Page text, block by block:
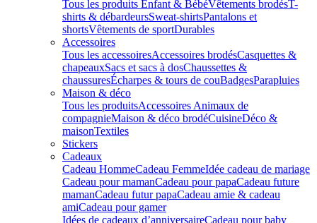
Tous les produits Enfant & BébéVêtements brodésT-
shirts & débardeursSweat-shirtsPantalons et
shortsVêtements de sportDurables
Accessoires
Tous les accessoiresAccessoires brodésCasquettes &
chapeauxSacs et sacs à dosChaussettes &
chaussuresÉcharpes & tours de couBadgesParapluies
Maison & déco
Tous les produitsAccessoires Animaux de
compagnieMaison & déco brodéCuisineDéco &
maisonTextiles
Stickers
Cadeaux
Cadeau HommeCadeau FemmeIdée cadeau de mariage​
Cadeau pour mamanCadeau pour papaCadeau future
mamanCadeau futur papaCadeau amie & cadeau
amiCadeau pour gamer
Idées de cadeaux d’anniversaireCadeau pour baby